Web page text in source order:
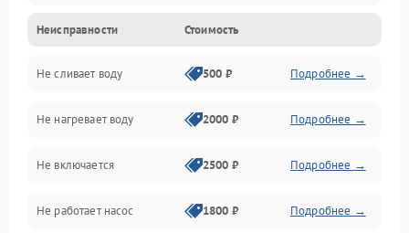
Управление
Электропитание
Датчики
Нагрев
Вода
Неисправности Стоимость
Не сливает воду 500 ₽ Подробнее →
Не нагревает воду 2000 ₽ Подробнее →
Не включается 2500 ₽ Подробнее →
Не работает насос 1800 ₽ Подробнее →